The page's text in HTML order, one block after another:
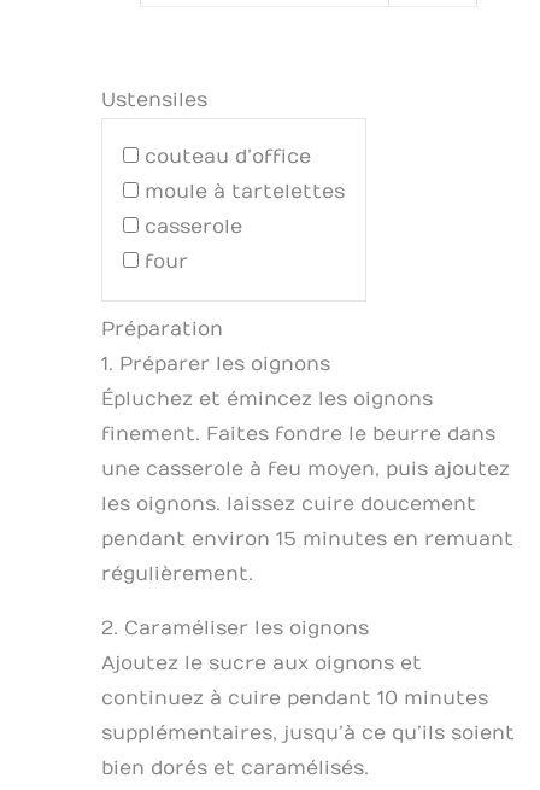
Ustensiles
couteau d’office
moule à tartelettes
casserole
four
Préparation
1. Préparer les oignons
Épluchez et émincez les oignons
finement. Faites fondre le beurre dans
une casserole à feu moyen, puis ajoutez
les oignons. laissez cuire doucement
pendant environ 15 minutes en remuant
régulièrement.
2. Caraméliser les oignons
Ajoutez le sucre aux oignons et
continuez à cuire pendant 10 minutes
supplémentaires, jusqu’à ce qu’ils soient
bien dorés et caramélisés.